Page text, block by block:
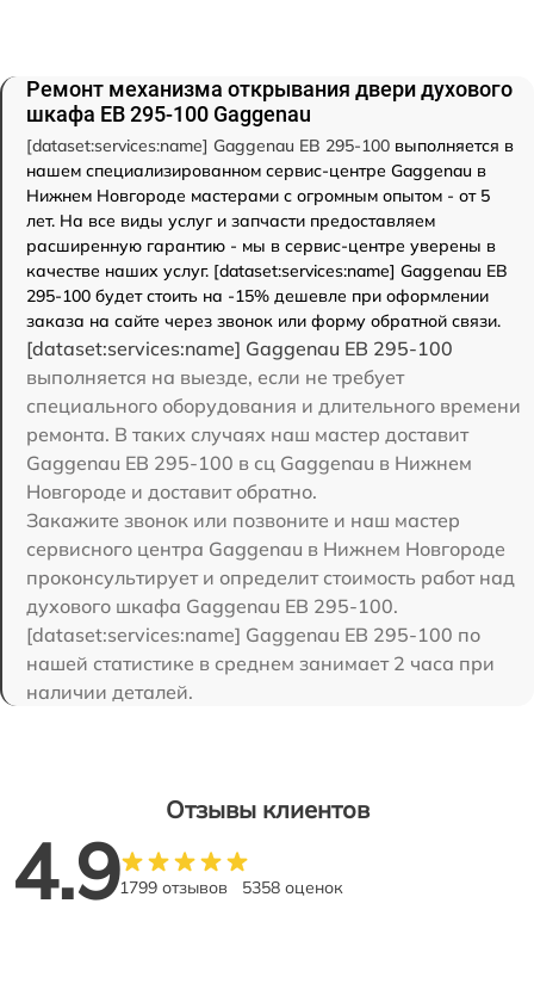
Ремонт механизма открывания двери духового
шкафа EB 295-100 Gaggenau
[dataset:services:name] Gaggenau EB 295-100 выполняется в
нашем специализированном сервис-центре Gaggenau в
Нижнем Новгороде мастерами с огромным опытом - от 5
лет. На все виды услуг и запчасти предоставляем
расширенную гарантию - мы в сервис-центре уверены в
качестве наших услуг. [dataset:services:name] Gaggenau EB
295-100 будет стоить на -15% дешевле при оформлении
заказа на сайте через звонок или форму обратной связи.
[dataset:services:name] Gaggenau EB 295-100
выполняется на выезде, если не требует
специального оборудования и длительного времени
ремонта. В таких случаях наш мастер доставит
Gaggenau EB 295-100 в сц Gaggenau в Нижнем
Новгороде и доставит обратно.
Закажите звонок или позвоните и наш мастер
сервисного центра Gaggenau в Нижнем Новгороде
проконсультирует и определит стоимость работ над
духового шкафа Gaggenau EB 295-100.
[dataset:services:name] Gaggenau EB 295-100 по
нашей статистике в среднем занимает 2 часа при
наличии деталей.
Отзывы клиентов
4.91799 отзывов 5358 оценок